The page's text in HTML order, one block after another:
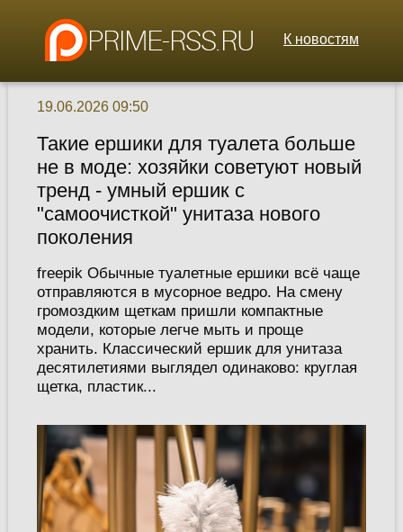
К новостям
19.06.2026 09:50
Такие ершики для туалета больше
не в моде: хозяйки советуют новый
тренд - умный ершик с
"самоочисткой" унитаза нового
поколения
freepik Обычные туалетные ершики всё чаще
отправляются в мусорное ведро. На смену
громоздким щеткам пришли компактные
модели, которые легче мыть и проще
хранить. Классический ершик для унитаза
десятилетиями выглядел одинаково: круглая
щетка, пластик...